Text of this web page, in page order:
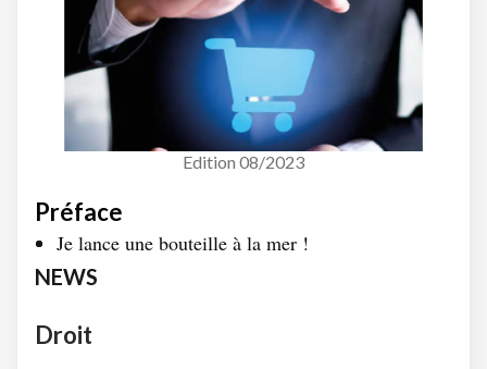
Edition 08/2023
Préface
Je lance une bouteille à la mer !
NEWS
Droit